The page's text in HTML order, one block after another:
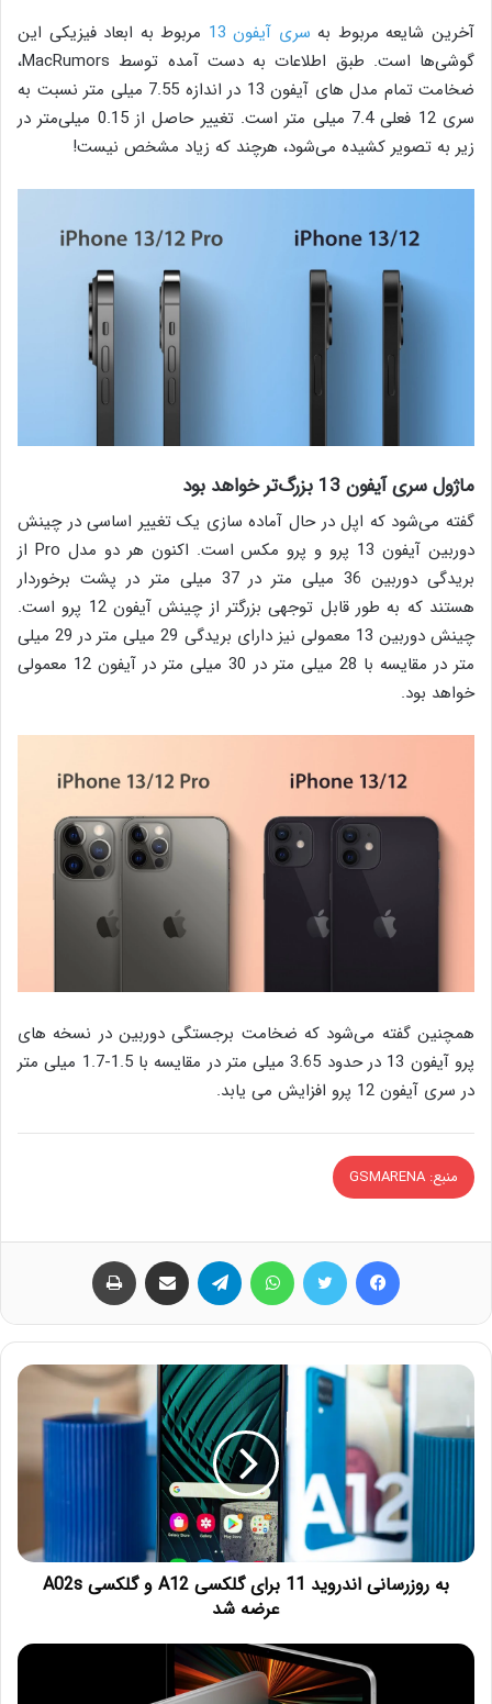
آخرین شایعه مربوط به سری آیفون 13
مربوط به ابعاد فیزیکی این
گوشی‌ها است. طبق اطلاعات به دست آمده توسط MacRumors،
ضخامت تمام مدل های آیفون 13 در اندازه 7.55 میلی متر نسبت به
سری 12 فعلی 7.4 میلی متر است. تغییر حاصل از 0.15 میلی‌متر در
زیر به تصویر کشیده می‌شود، هرچند که زیاد مشخص نیست!
ماژول سری آیفون 13 بزرگ‌تر خواهد بود
گفته می‌شود که اپل در حال آماده سازی یک تغییر اساسی در چینش
دوربین آیفون 13 پرو و پرو مکس است. اکنون هر دو مدل Pro از
بریدگی دوربین 36 میلی متر در 37 میلی متر در پشت برخوردار
هستند که به طور قابل توجهی بزرگتر از چینش آیفون 12 پرو است.
چینش دوربین 13 معمولی نیز دارای بریدگی 29 میلی متر در 29 میلی
متر در مقایسه با 28 میلی متر در 30 میلی متر در آیفون 12 معمولی
خواهد بود.
همچنین گفته می‌شود که ضخامت برجستگی دوربین در نسخه های
پرو آیفون 13 در حدود 3.65 میلی متر در مقایسه با 1.5-1.7 میلی متر
در سری آیفون 12 پرو افزایش می یابد.
منبع: GSMARENA
به روزرسانی اندروید 11 برای گلکسی A12 و گلکسی A02s
عرضه شد